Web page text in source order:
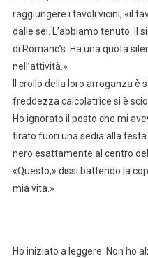
raggiungere i tavoli vicini, «il
dalle sei. L’abbiamo tenuto. Il
di Romano’s. Ha una quota
nell’attività.»
Il crollo della loro arroganza
freddezza calcolatrice si è
Ho ignorato il posto che mi
tirato fuori una sedia alla
nero esattamente al centro
«Questo,» dissi battendo la
mia vita.»
Ho iniziato a leggere. Non ho